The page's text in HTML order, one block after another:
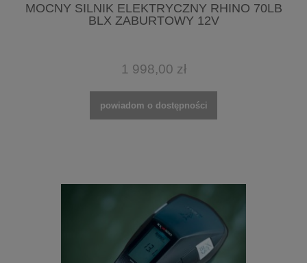
MOCNY SILNIK ELEKTRYCZNY RHINO 70LB
BLX ZABURTOWY 12V
1 998,00 zł
powiadom o dostępności